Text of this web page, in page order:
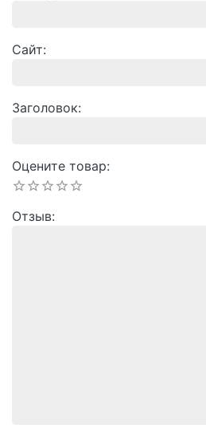
Сайт
Заголовок
Оцените товар
Отзыв